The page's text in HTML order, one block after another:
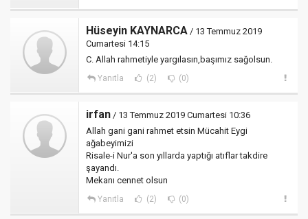
Hüseyin KAYNARCA / 13 Temmuz 2019
Cumartesi 14:15
C. Allah rahmetiyle yargılasın,başımız sağolsun.
Yanıtla (2) (0)
irfan / 13 Temmuz 2019 Cumartesi 10:36
Allah gani gani rahmet etsin Mücahit Eygi
ağabeyimizi
Risale-i Nur'a son yıllarda yaptığı atıflar takdire
şayandı.
Mekanı cennet olsun
Yanıtla (2) (0)